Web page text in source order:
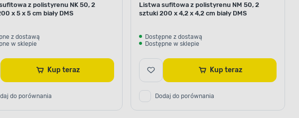
z polistyrenu NK 50, 2
x 5 x 5 cm biały DMS
z dostawą
w sklepie
Kup teraz
do porównania
Listwa sufitowa z polistyrenu NM 50, 2
sztuki 200 x 4,2 x 4,2 cm biały DMS
Dostępne z dostawą
Dostępne w sklepie
Kup teraz
Dodaj do porównania